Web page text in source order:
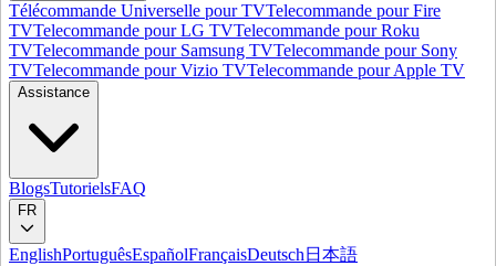
Télécommande Universelle pour TVTelecommande pour Fire
TVTelecommande pour LG TVTelecommande pour Roku
TVTelecommande pour Samsung TVTelecommande pour Sony
TVTelecommande pour Vizio TVTelecommande pour Apple TV
Assistance
BlogsTutorielsFAQ
FR
EnglishPortuguêsEspañolFrançaisDeutsch 日本語